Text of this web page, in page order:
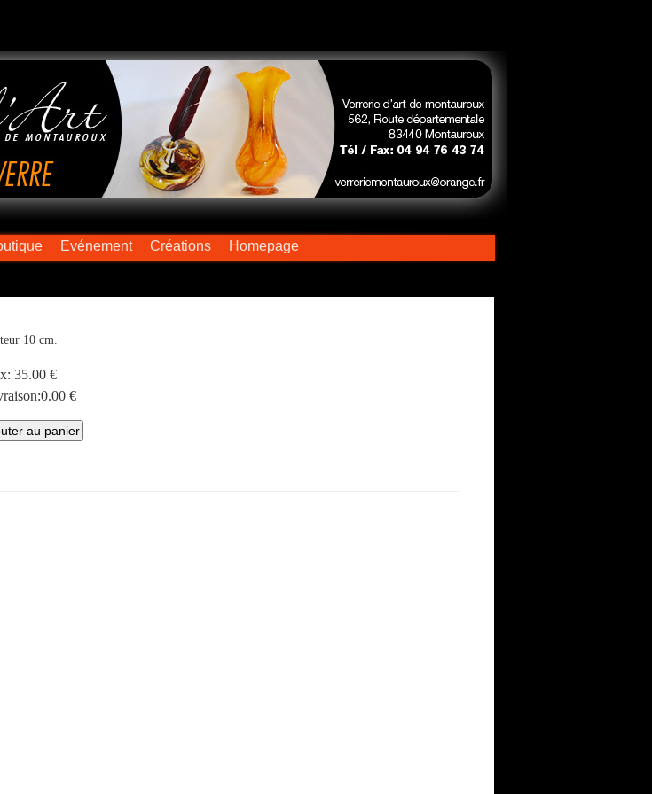
Evénement Créations Homepage
10 cm.
35.00 €
0.00 €